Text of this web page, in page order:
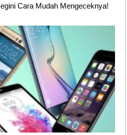
Cara Mudah Mengeceknya!